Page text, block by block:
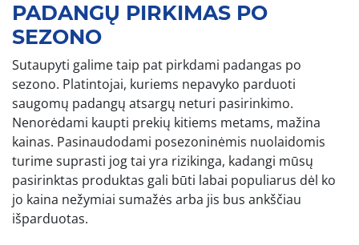
PADANGŲ PIRKIMAS PO
SEZONO
Sutaupyti galime taip pat pirkdami padangas po
sezono. Platintojai, kuriems nepavyko parduoti
saugomų padangų atsargų neturi pasirinkimo.
Nenorėdami kaupti prekių kitiems metams, mažina
kainas. Pasinaudodami posezoninėmis nuolaidomis
turime suprasti jog tai yra rizikinga, kadangi mūsų
pasirinktas produktas gali būti labai populiarus dėl ko
jo kaina nežymiai sumažės arba jis bus ankščiau
išparduotas.